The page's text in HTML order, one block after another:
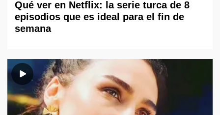
Qué ver en Netflix: la serie turca de 8
episodios que es ideal para el fin de
semana